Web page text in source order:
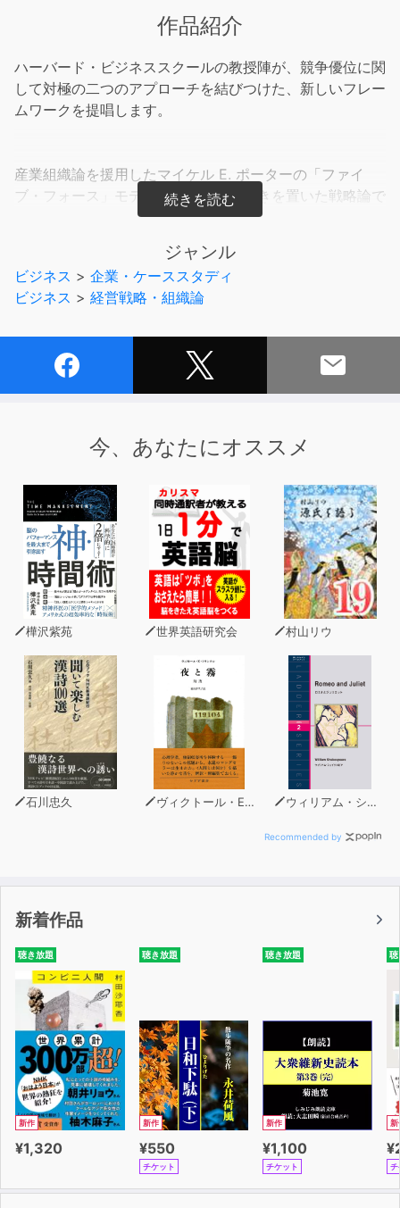
作品紹介
ハーバード・ビジネススクールの教授陣が、競争優位に関
して対極の二つのアプローチを結びつけた、新しいフレー
ムワークを提唱します。
産業組織論を援用したマイケル E. ポーターの「ファイ
ブ・フォース」モデルは外部環境に重きを置いた戦略論で
あったが、1980年代後半から90年代初めにかけて現れた
そ競争優位は存在する、というものであった。
本稿で論じられている「リソース・ベースト・ビュー」
（RBV）はこの対極にある2つのアプローチを結びつける
で、これを競争環境のなかに位置づけるのである。
なお、本論文が最初に翻訳掲載されたのはDHBR1996年7
ジャンル
ビジネス > 企業・ケーススタディ
ビジネス > 経営戦略・組織論
今、あなたにオススメ
樺沢紫苑 世界英語研究会 村山リウ
石川忠久 ヴィクトール・E・フランクル ウィリアム・シェイクスピア
Recommended by
新着作品
聴き放題
新作
¥1,320
聴き放題
新作
¥550
チケット
聴き放題
新作
¥1,100
チケット
聴
新
チ